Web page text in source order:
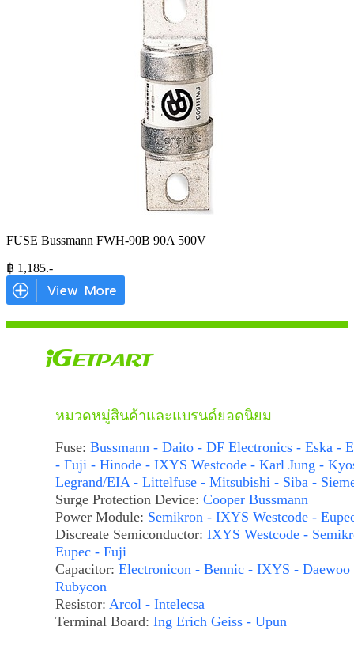
FUSE Bussmann FWH-90B 90A 500V
฿ 1,185.-
หมวดหมู่สินค้าและแบรนด์ยอดนิยม
Fuse: Bussmann - Daito - DF Electronics - Eska -
- Fuji - Hinode - IXYS Westcode - Karl Jung -
Legrand/EIA - Littelfuse - Mitsubishi - Siba -
Surge Protection Device: Cooper Bussmann
Power Module: Semikron - IXYS Westcode -
Discreate Semiconductor: IXYS Westcode -
Eupec - Fuji
Capacitor: Electronicon - Bennic - IXYS - Daewoo
Rubycon
Resistor: Arcol - Intelecsa
Terminal Board: Ing Erich Geiss - Upun